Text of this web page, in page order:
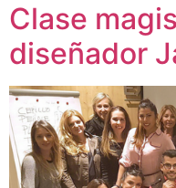
Clase
diseñador